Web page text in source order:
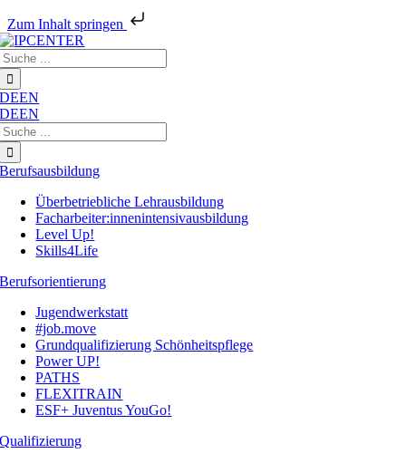
Zum Inhalt springen
Zum
Inhalt
springen
DEEN
DEEN
Berufsausbildung
Überbetriebliche Lehrausbildung
Facharbeiter:innenintensivausbildung
Level Up!
Skills4Life
Berufsorientierung
Jugendwerkstatt
#job.move
Grundqualifizierung Schönheitspflege
Power UP!
PATHS
FLEXITRAIN
ESF+ Juventus YouGo!
Qualifizierung